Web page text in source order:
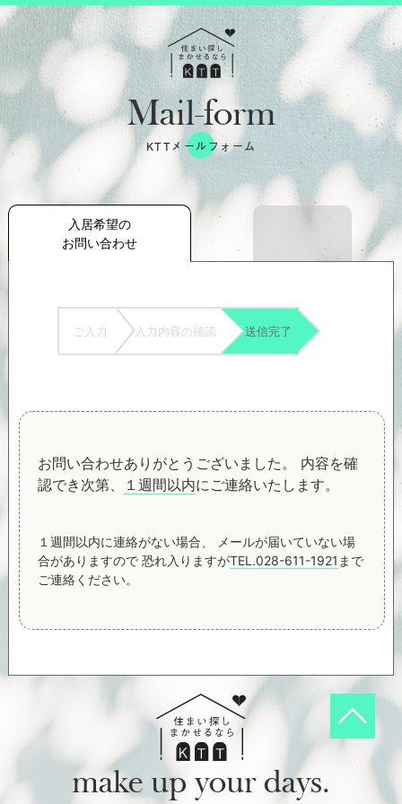
Mail-form
KTTメールフォーム
入居希望の
お問い合わせ
ご入力 入力内容の確認 送信完了
お問い合わせありがとうございました。
内容を確
認でき次第、
１週間以内にご連絡いたします。
１週間以内に連絡がない場合、
メールが届いていない場
合がありますので恐れ入りますがTEL.028-611-1921 まで
ご連絡ください。
make up your days.